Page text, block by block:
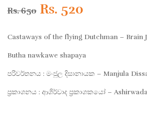
Rs.650 Original
price
was:
Rs. 650.
Rs. 520
price
is:
Rs. 520.
Castaways of the flying Dutchman – Brain
Butha nawkawe shapaya
පරිවර්තනය : මංජුල දිසානායක – Manjula
ප්‍රකාශනය : ආශිර්වාද ප්‍රකාශකයෝ –